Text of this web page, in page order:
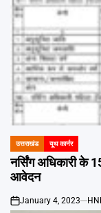
POSTED
IN
उत्तराखंड यूथ कार्नर
नर्सिंग अधिकारी के
आवेदन
on
January 4, 2023